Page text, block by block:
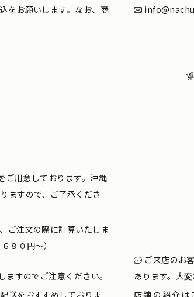
をお願いします。なお、商
ご用意しております。沖縄
ますので、ご了承くださ
ご注文の際に計算いたしま
８０円〜）
すのでご注意ください。
送をおすすめしておりま
ご来店のお
あります。大